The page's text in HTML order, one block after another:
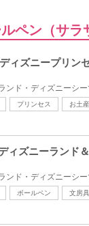
ルペン（サ
ディズニープリ
ンド・ディズニーシ
プリンセス お土産
ディズニーランド
ンド・ディズニーシ
ボールペン 文房具